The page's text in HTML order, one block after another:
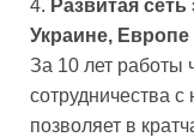
Развитая
Украине,
За 10 лет работы
сотрудничества
позволяет в